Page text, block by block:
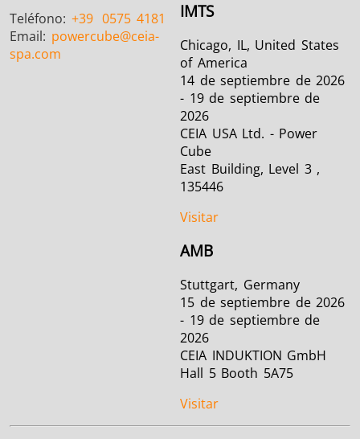
Teléfono: +39 0575 4181
Email: powercube@ceia-
spa.com
IMTS
Chicago, IL, United States
of America
14 de septiembre de 2026
- 19 de septiembre de
2026
CEIA USA Ltd. - Power
Cube
East Building, Level 3 ,
135446
Visitar
AMB
Stuttgart, Germany
15 de septiembre de 2026
- 19 de septiembre de
2026
CEIA INDUKTION GmbH
Hall 5 Booth 5A75
Visitar